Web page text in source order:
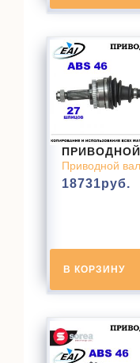
ПРИВОДНОЙ
Приводной
18731руб.
В КОРЗИНУ